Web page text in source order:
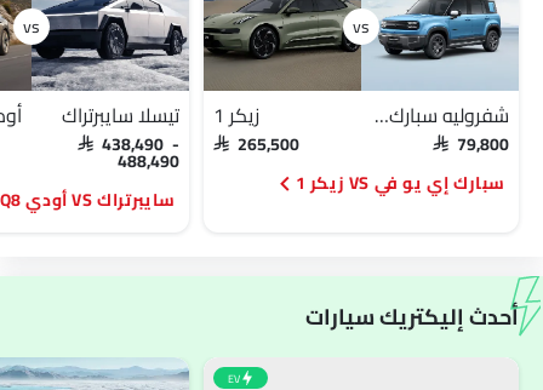
شفروليه سبارك إي يو في
SAR 79,800
زيكر 1
SAR 265,500
سبارك إي يو في VS زيكر 1
تيسلا سايبرتراك
SAR 438,490 -
488,490
سايبرتراك VS أودي Q8 إي-ترون
أحدث إليكتريك سيارات
EV